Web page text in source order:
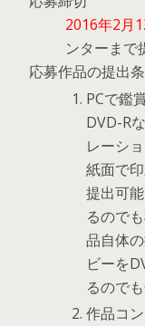
2016年2月
ンターまで
応募作品の提出
PCで鑑
DVD-R
レーシ
紙面で
提出可
るので
品自体
ビーを
るのでも
作品コ